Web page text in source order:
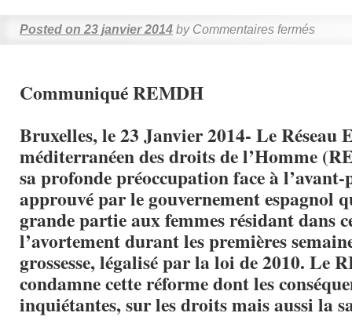
Posted on 23 janvier 2014 by Commentaires fermés
Communiqué REMDH
Bruxelles, le 23 Janvier 2014- Le Réseau
méditerranéen des droits de l’Homme
sa profonde préoccupation face à
approuvé par le gouvernement espagnol
grande partie aux femmes résidant dans
l’avortement durant les premières
grossesse, légalisé par la loi de 2010. Le
condamne cette réforme dont les
inquiétantes, sur les droits mais aussi la